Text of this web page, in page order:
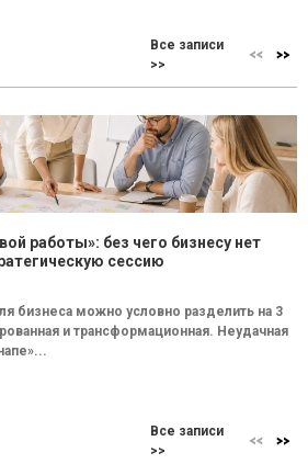
Все записи
>>
работы»: без чего бизнесу нет
сессию
бизнеса можно условно разделить на 3
и трансформационная. Неудачная
Все записи
>>